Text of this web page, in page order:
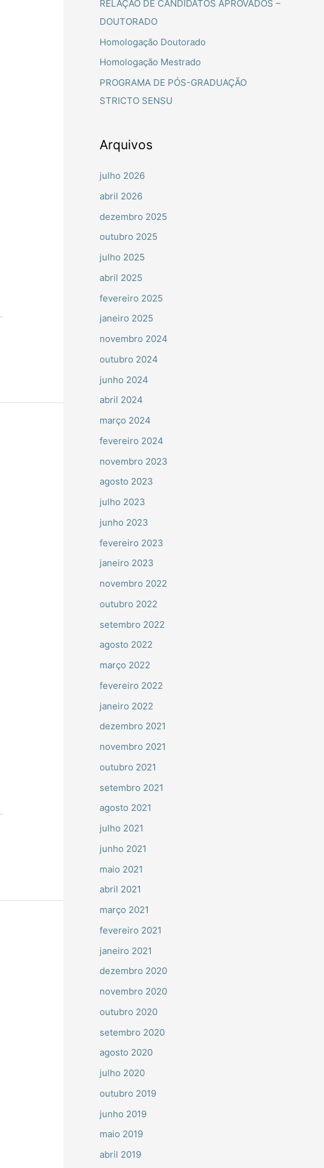
o
r
:
RELAÇÃO DE CANDIDATOS APROVADOS –
DOUTORADO
Homologação Doutorado
Homologação Mestrado
PROGRAMA DE PÓS-GRADUAÇÃO
STRICTO SENSU
Arquivos
julho 2026
abril 2026
dezembro 2025
outubro 2025
julho 2025
abril 2025
fevereiro 2025
janeiro 2025
novembro 2024
outubro 2024
junho 2024
abril 2024
março 2024
fevereiro 2024
novembro 2023
agosto 2023
julho 2023
junho 2023
fevereiro 2023
janeiro 2023
novembro 2022
outubro 2022
setembro 2022
agosto 2022
março 2022
fevereiro 2022
janeiro 2022
dezembro 2021
novembro 2021
outubro 2021
setembro 2021
agosto 2021
julho 2021
junho 2021
maio 2021
abril 2021
março 2021
fevereiro 2021
janeiro 2021
dezembro 2020
novembro 2020
outubro 2020
setembro 2020
agosto 2020
julho 2020
outubro 2019
junho 2019
maio 2019
abril 2019